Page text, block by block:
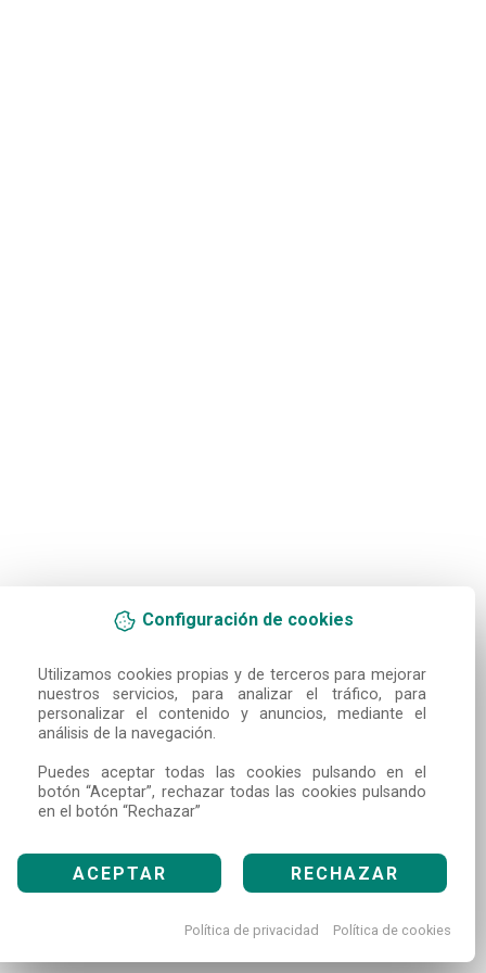
Configuración de cookies
Utilizamos cookies propias y de terceros para mejorar
nuestros servicios, para analizar el tráfico, para
personalizar el contenido y anuncios, mediante el
análisis de la navegación.
Puedes aceptar todas las cookies pulsando en el
botón “Aceptar”, rechazar todas las cookies pulsando
en el botón “Rechazar”
ACEPTAR RECHAZAR
Política de privacidad Política de cookies